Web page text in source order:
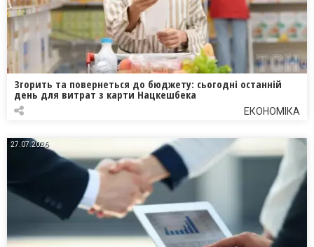
Згорить та повернеться до бюджету: сьогодні останній
день для витрат з карти Нацкешбека
ЕКОНОМІКА
27.07.2026